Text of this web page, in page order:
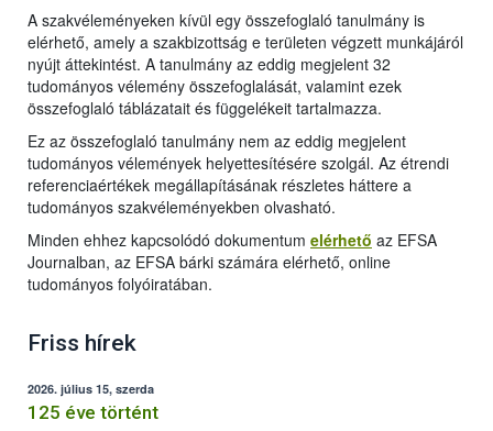
A szakvéleményeken kívül egy összefoglaló tanulmány is
elérhető, amely a szakbizottság e területen végzett munkájáról
nyújt áttekintést. A tanulmány az eddig megjelent 32
tudományos vélemény összefoglalását, valamint ezek
összefoglaló táblázatait és függelékeit tartalmazza.
Ez az összefoglaló tanulmány nem az eddig megjelent
tudományos vélemények helyettesítésére szolgál. Az étrendi
referenciaértékek megállapításának részletes háttere a
tudományos szakvéleményekben olvasható.
Minden ehhez kapcsolódó dokumentum elérhető az EFSA
Journalban, az EFSA bárki számára elérhető, online
tudományos folyóiratában.
Friss hírek
2026. július 15, szerda
125 éve történt